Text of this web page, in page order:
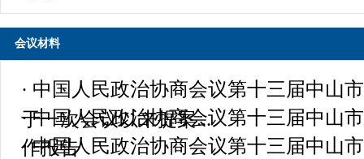
会议材料
· 中国人民政治协商会议第十三届中山
于一次会议以来提案...
· 中国人民政治协商会议第十三届中山
作报告
· 中国人民政治协商会议第十三届中山